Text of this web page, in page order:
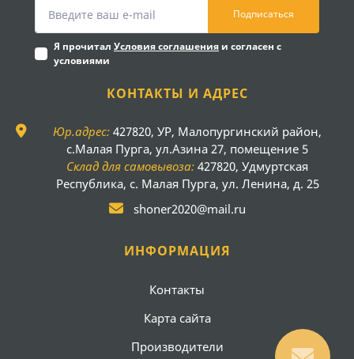
Подписаться
Я прочитал Условия соглашения и согласен с
условиями
КОНТАКТЫ И АДРЕС
Юр.адрес: 427820, УР, Малопургинский район,
с.Малая Пурга, ул.Азина 27, помещение 5
Склад для самовывоза: 427820, Удмуртская
Республика, с. Малая Пурга, ул. Ленина, д. 25
shoner2020@mail.ru
ИНФОРМАЦИЯ
Контакты
Карта сайта
Производители